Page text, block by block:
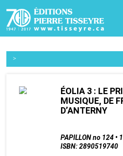
>
ÉOLIA 3 : LE
MUSIQUE, DE
D’ANTERNY
PAPILLON no 124 •
ISBN: 2890519740